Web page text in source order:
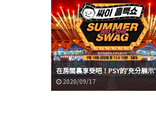
在房間裏享受吧！PSY的'充分展示'
2020/09/17